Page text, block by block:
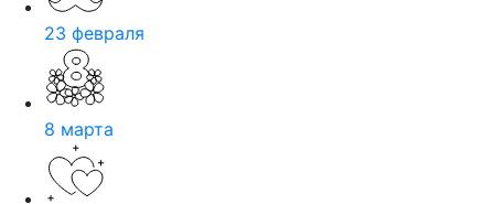
23 февраля
8 марта